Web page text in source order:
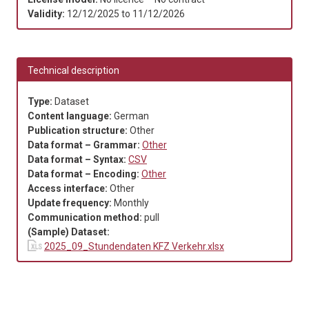
Validity: 12/12/2025 to 11/12/2026
Technical description
Type: Dataset
Content language: German
Publication structure: Other
Data format – Grammar: Other
Data format – Syntax: CSV
Data format – Encoding: Other
Access interface: Other
Update frequency: Monthly
Communication method: pull
(Sample) Dataset:
2025_09_Stundendaten KFZ Verkehr.xlsx